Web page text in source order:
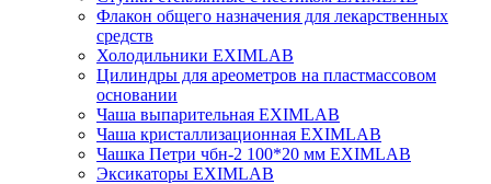
Флакон общего назначения для лекарственных
средств
Холодильники EXIMLAB
Цилиндры для ареометров на пластмассовом
основании
Чаша выпарительная EXIMLAB
Чаша кристаллизационная EXIMLAB
Чашка Петри чбн-2 100*20 мм EXIMLAB
Эксикаторы EXIMLAB